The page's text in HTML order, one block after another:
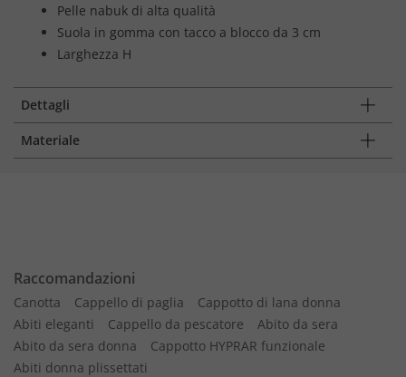
Pelle nabuk di alta qualità
Suola in gomma con tacco a blocco da 3 cm
Larghezza H
Dettagli
Materiale
Raccomandazioni
Canotta Cappello di paglia
Cappotto di lana donna
Abiti eleganti
Cappello da pescatore
Abito da sera
Abito da sera donna
Cappotto HYPRAR funzionale
Abiti donna plissettati